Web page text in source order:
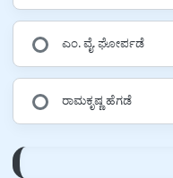
ಎಂ. ವೈ. ಘೋರ್ಪಡೆ
ರಾಮಕೃಷ್ಣ ಹೆಗಡೆ